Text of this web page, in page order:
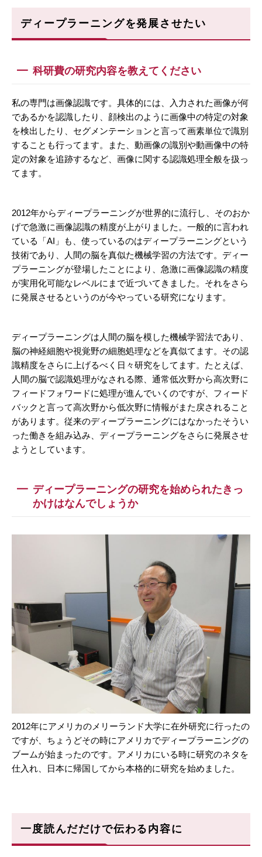
ディープラーニングを発展させたい
科研費の研究内容を教えてください
私の専門は画像認識です。具体的には、入力された画像が何
であるかを認識したり、顔検出のように画像中の特定の対象
を検出したり、セグメンテーションと言って画素単位で識別
することも行ってます。また、動画像の識別や動画像中の特
定の対象を追跡するなど、画像に関する認識処理全般を扱っ
てます。
2012年からディープラーニングが世界的に流行し、そのおか
げで急激に画像認識の精度が上がりました。一般的に言われ
ている「AI」も、使っているのはディープラーニングという
技術であり、人間の脳を真似た機械学習の方法です。ディー
プラーニングが登場したことにより、急激に画像認識の精度
が実用化可能なレベルにまで近づいてきました。それをさら
に発展させるというのが今やっている研究になります。
ディープラーニングは人間の脳を模した機械学習法であり、
脳の神経細胞や視覚野の細胞処理などを真似てます。その認
識精度をさらに上げるべく日々研究をしてます。たとえば、
人間の脳で認識処理がなされる際、通常低次野から高次野に
フィードフォワードに処理が進んでいくのですが、フィード
バックと言って高次野から低次野に情報がまた戻されること
があります。従来のディープラーニングにはなかったそうい
った働きを組み込み、ディープラーニングをさらに発展させ
ようとしています。
ディープラーニングの研究を始められたきっ
かけはなんでしょうか
2012年にアメリカのメリーランド大学に在外研究に行ったの
ですが、ちょうどその時にアメリカでディープラーニングの
ブームが始まったのです。アメリカにいる時に研究のネタを
仕入れ、日本に帰国してから本格的に研究を始めました。
一度読んだだけで伝わる内容に